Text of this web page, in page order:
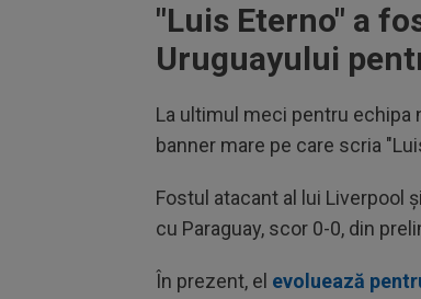
"Luis Eterno" a
Uruguayului
La ultimul meci pentru echipa
banner mare pe care scria
Fostul atacant al lui Liverpool
cu Paraguay, scor 0-0, din
În prezent, el evoluează